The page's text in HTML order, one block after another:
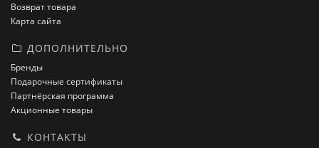
Возврат товара
Карта сайта
ДОПОЛНИТЕЛЬНО
Бренды
Подарочные сертификаты
Партнёрская программа
Акционные товары
КОНТАКТЫ